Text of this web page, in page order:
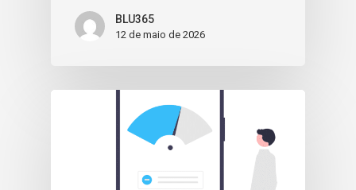
BLU365
12 de maio de 2026